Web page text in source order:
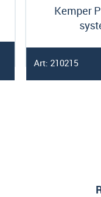
Kemper
Art: 210215